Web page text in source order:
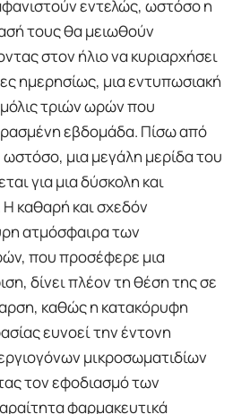
εντελώς, ωστόσο η
τους θα μειωθούν
στον ήλιο να κυριαρχήσει
ημερησίως, μια εντυπωσιακή
τριών ωρών που
εβδομάδα. Πίσω από
ωστόσο, μια μεγάλη μερίδα του
για μια δύσκολη και
καθαρή και σχεδόν
ατμόσφαιρα των
που προσέφερε μια
δίνει πλέον τη θέση της σε
καθώς η κατακόρυφη
ευνοεί την έντονη
μικροσωματιδίων
τον εφοδιασμό των
φαρμακευτικά